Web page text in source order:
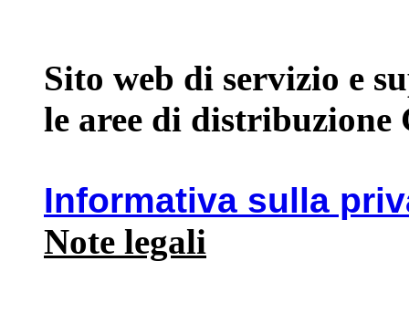
Sito web di servizio e
le aree di distribuzione
Informativa sulla
Note legali